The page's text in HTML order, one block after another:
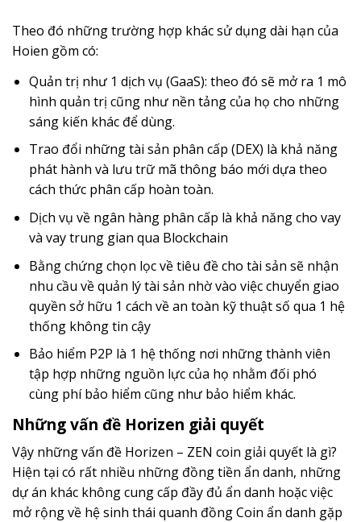
Theo đó những trường hợp khác sử dụng dài hạn của
Hoien gồm có:
Quản trị như 1 dịch vụ (GaaS): theo đó sẽ mở ra 1 mô
hình quản trị cũng như nền tảng của họ cho những
sáng kiến khác để dùng.
Trao đổi những tài sản phân cấp (DEX) là khả năng
phát hành và lưu trữ mã thông báo mới dựa theo
cách thức phân cấp hoàn toàn.
Dịch vụ về ngân hàng phân cấp là khả năng cho vay
và vay trung gian qua Blockchain
Bằng chứng chọn lọc về tiêu đề cho tài sản sẽ nhận
nhu cầu về quản lý tài sản nhờ vào việc chuyển giao
quyền sở hữu 1 cách về an toàn kỹ thuật số qua 1 hệ
thống không tin cậy
Bảo hiểm P2P là 1 hệ thống nơi những thành viên
tập hợp những nguồn lực của họ nhằm đối phó
cùng phí bảo hiểm cũng như bảo hiểm khác.
Những vấn đề Horizen giải quyết
Vậy những vấn đề Horizen – ZEN coin giải quyết là gì?
Hiện tại có rất nhiều những đồng tiền ẩn danh, những
dự án khác không cung cấp đầy đủ ẩn danh hoặc việc
mở rộng về hệ sinh thái quanh đồng Coin ẩn danh gặp